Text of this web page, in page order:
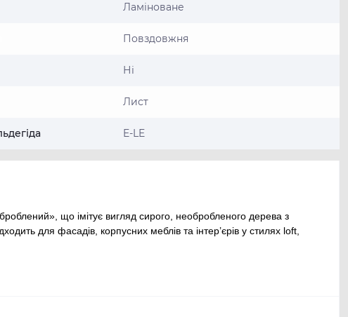
Ламіноване
Повздовжня
Ні
Лист
E-LE
що імітує вигляд сирого, необробленого дерева з
для фасадів, корпусних меблів та інтер’єрів у стилях loft,